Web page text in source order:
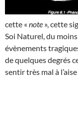
cette « note », cette
Soi Naturel, du
évènements
de quelques degrés
sentir très mal à